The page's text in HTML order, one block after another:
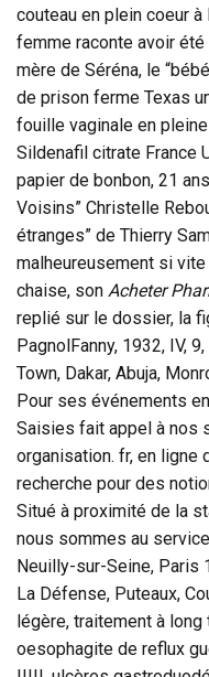
couteau en plein coeur à
femme raconte avoir
mère de Séréna, le
de prison ferme Texas
fouille vaginale en
Sildenafil citrate France
papier de bonbon, 21
Voisins” Christelle
étranges” de Thierry
malheureusement si
chaise, son Acheter
replié sur le dossier, la
PagnolFanny, 1932, IV,
Town, Dakar, Abuja,
Pour ses événements
Saisies fait appel à nos
organisation. fr, en ligne
recherche pour des
Situé à proximité de la
nous sommes au
Neuilly-sur-Seine, Paris
La Défense, Puteaux,
légère, traitement à
oesophagite de reflux